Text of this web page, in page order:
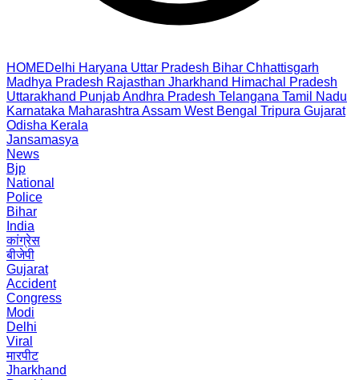
HOMEDelhi Haryana Uttar Pradesh Bihar Chhattisgarh
Madhya Pradesh Rajasthan Jharkhand Himachal Pradesh
Uttarakhand PunjabAndhra Pradesh Telangana Tamil Nadu
Karnataka Maharashtra Assam West Bengal Tripura Gujarat
Odisha Kerala
Jansamasya
News
Bjp
National
Police
Bihar
India
कांग्रेस
बीजेपी
Gujarat
Accident
Congress
Modi
Delhi
Viral
मारपीट
Jharkhand